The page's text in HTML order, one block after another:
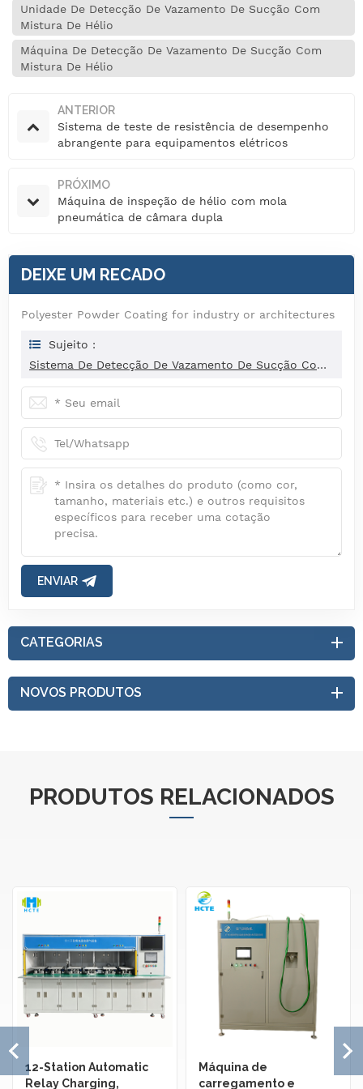
Unidade De Detecção De Vazamento De Sucção Com
Mistura De Hélio
Máquina De Detecção De Vazamento De Sucção Com
Mistura De Hélio
ANTERIOR
Sistema de teste de resistência de desempenho
abrangente para equipamentos elétricos
PRÓXIMO
Máquina de inspeção de hélio com mola
pneumática de câmara dupla
DEIXE UM RECADO
Polyester Powder Coating for industry or architectures
Sujeito :
Sistema De Detecção De Vazamento De Sucção Com Mistura De Hélio
ENVIAR
CATEGORIAS
NOVOS PRODUTOS
PRODUTOS RELACIONADOS
12-Station Automatic
Relay Charging,
Máquina de
carregamento e